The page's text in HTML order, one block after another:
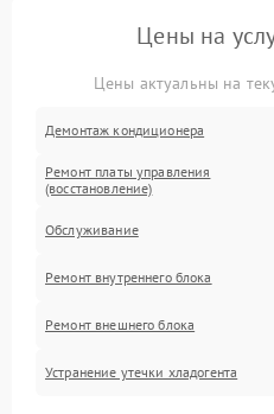
Цены на
Цены актуальны на
Демонтаж кондиционера
Ремонт платы управления
(восстановление)
Обслуживание
Ремонт внутреннего блока
Ремонт внешнего блока
Устранение утечки хладогента